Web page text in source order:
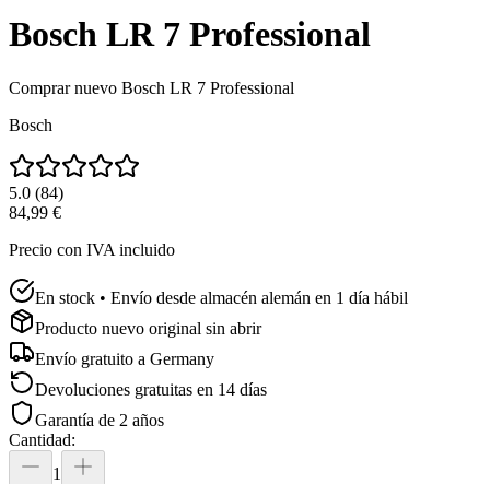
Bosch LR 7 Professional
Comprar nuevo Bosch LR 7 Professional
Bosch
5.0 (84)
84,99 €
Precio con IVA incluido
En stock • Envío desde almacén alemán en 1 día hábil
Producto nuevo original sin abrir
Envío gratuito a Germany
Devoluciones gratuitas en 14 días
Garantía de 2 años
Cantidad:
1